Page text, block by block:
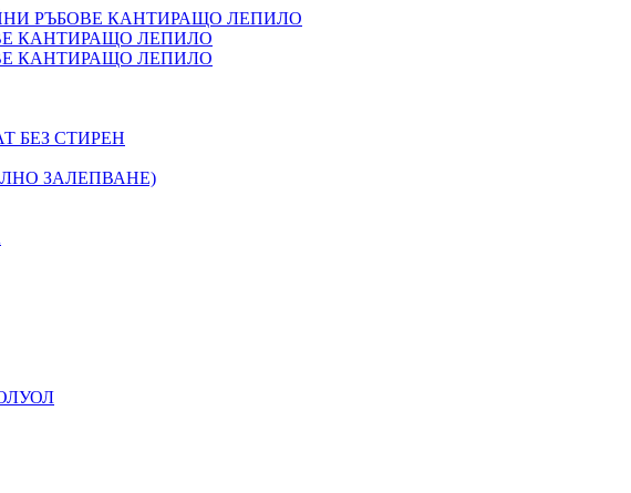
РЪБОВЕ КАНТИРАЩО ЛЕПИЛО
КАНТИРАЩО ЛЕПИЛО
КАНТИРАЩО ЛЕПИЛО
БЕЗ СТИРЕН
ЗАЛЕПВАНЕ)